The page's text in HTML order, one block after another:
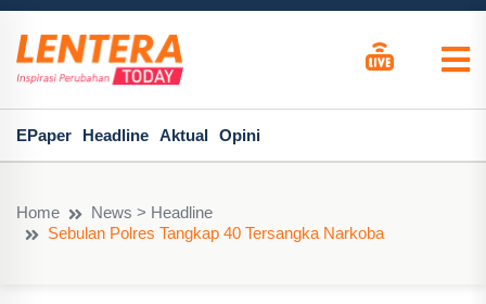
EPaper Headline Aktual Opini
Home
News > Headline
Sebulan Polres Tangkap 40 Tersangka Narkoba